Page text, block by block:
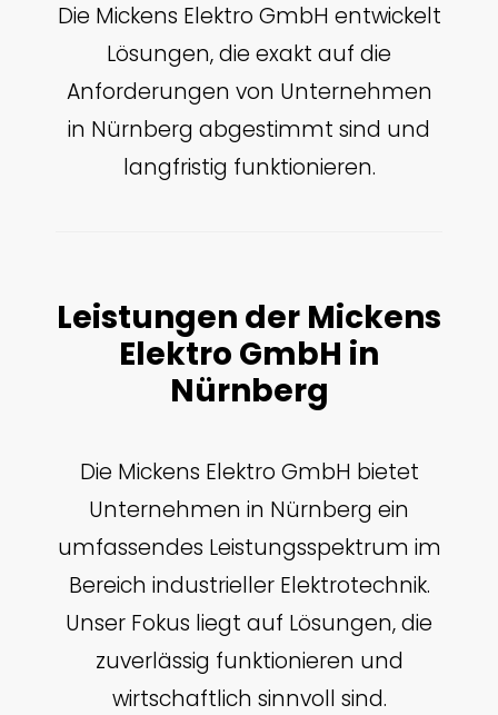
Die Mickens Elektro GmbH entwickelt
Lösungen, die exakt auf die
Anforderungen von Unternehmen
in Nürnberg abgestimmt sind und
langfristig funktionieren.
Leistungen der Mickens
Elektro GmbH in
Nürnberg
Die Mickens Elektro GmbH bietet
Unternehmen in Nürnberg ein
umfassendes Leistungsspektrum im
Bereich industrieller Elektrotechnik.
Unser Fokus liegt auf Lösungen, die
zuverlässig funktionieren und
wirtschaftlich sinnvoll sind.